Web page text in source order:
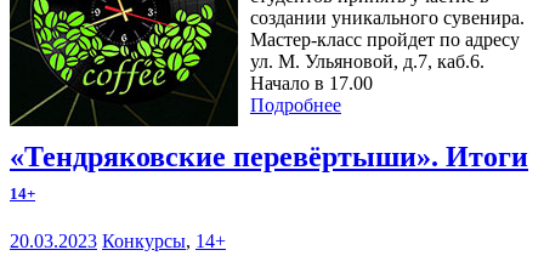
создании уникального сувенира.
Мастер-класс пройдет по адресу
ул. М. Ульяновой, д.7, каб.6.
Начало в 17.00
Подробнее
«Тендряковские перевёртыши». Итоги
14+
20.03.2023 Конкурсы, 14+